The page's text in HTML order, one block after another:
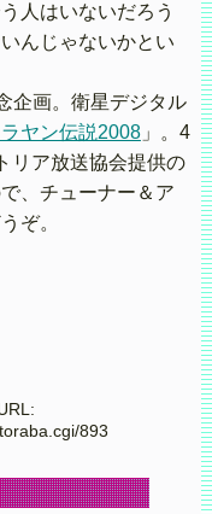
人はいないだろう
んじゃないかとい
企画。衛星デジタル
ラヤン伝説2008」。4
リア放送協会提供の
、チューナー＆ア
ぞ。
893